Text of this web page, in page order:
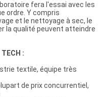
fera l'essai avec les
ordre. Y compris
et le nettoyage à sec, le
la qualité peuvent atteindre
:
textile, équipe très
de prix concurrentiel,